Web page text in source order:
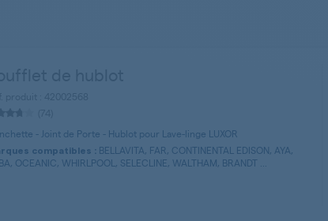
- Joint de Porte - Hublot pour Lave-linge LUXOR
compatibles : BELLAVITA, FAR, CONTINENTAL EDISON, AYA,
OCEANIC, WHIRLPOOL, SELECLINE, WALTHAM, BRANDT ...